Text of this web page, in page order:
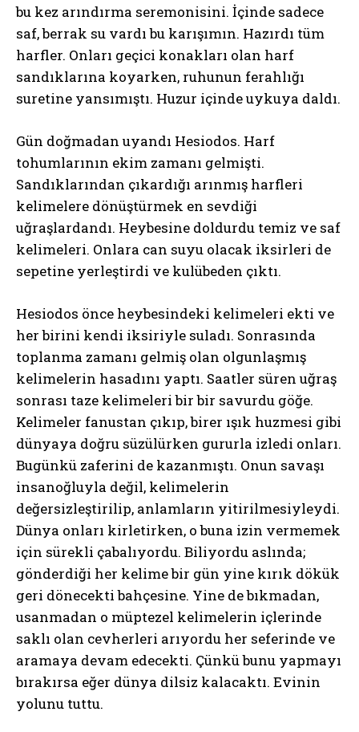
bu kez arındırma seremonisini. İçinde sadece
saf, berrak su vardı bu karışımın. Hazırdı tüm
harfler. Onları geçici konakları olan harf
sandıklarına koyarken, ruhunun ferahlığı
suretine yansımıştı. Huzur içinde uykuya daldı.
Gün doğmadan uyandı Hesiodos. Harf
tohumlarının ekim zamanı gelmişti.
Sandıklarından çıkardığı arınmış harfleri
kelimelere dönüştürmek en sevdiği
uğraşlardandı. Heybesine doldurdu temiz ve saf
kelimeleri. Onlara can suyu olacak iksirleri de
sepetine yerleştirdi ve kulübeden çıktı.
Hesiodos önce heybesindeki kelimeleri ekti ve
her birini kendi iksiriyle suladı. Sonrasında
toplanma zamanı gelmiş olan olgunlaşmış
kelimelerin hasadını yaptı. Saatler süren uğraş
sonrası taze kelimeleri bir bir savurdu göğe.
Kelimeler fanustan çıkıp, birer ışık huzmesi gibi
dünyaya doğru süzülürken gururla izledi onları.
Bugünkü zaferini de kazanmıştı. Onun savaşı
insanoğluyla değil, kelimelerin
değersizleştirilip, anlamların yitirilmesiyleydi.
Dünya onları kirletirken, o buna izin vermemek
için sürekli çabalıyordu. Biliyordu aslında;
gönderdiği her kelime bir gün yine kırık dökük
geri dönecekti bahçesine. Yine de bıkmadan,
usanmadan o müptezel kelimelerin içlerinde
saklı olan cevherleri arıyordu her seferinde ve
aramaya devam edecekti. Çünkü bunu yapmayı
bırakırsa eğer dünya dilsiz kalacaktı. Evinin
yolunu tuttu.